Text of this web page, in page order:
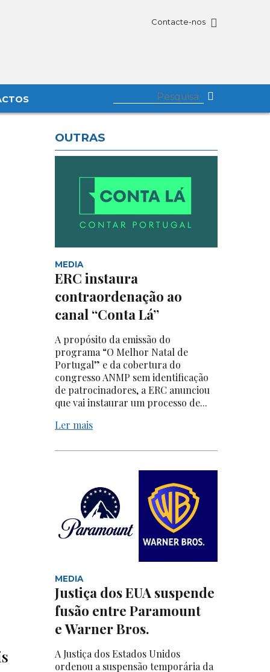
Contacte-nos
OUTRAS
MEDIA
ERC instaura
contraordenação ao
canal “Conta Lá”
A propósito da emissão do
programa “O Melhor Natal de
Portugal” e da cobertura do
congresso ANMP sem identificação
de patrocinadores, a ERC anunciou
que vai instaurar um processo de...
Ler mais
MEDIA
Justiça dos EUA suspende
fusão entre Paramount
e Warner Bros.
A Justiça dos Estados Unidos
ordenou a suspensão temporária da